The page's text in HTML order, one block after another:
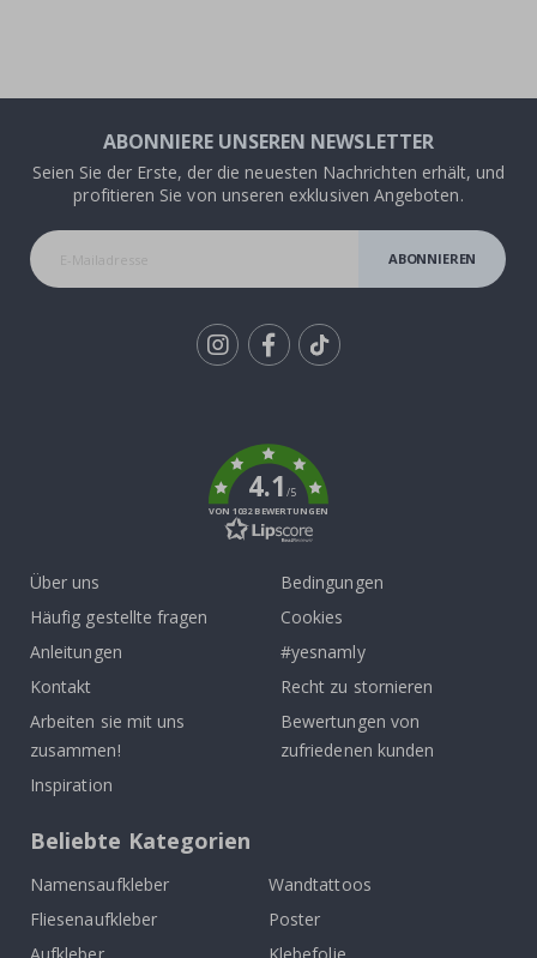
ABONNIERE UNSEREN NEWSLETTER
Seien Sie der Erste, der die neuesten Nachrichten erhält, und
profitieren Sie von unseren exklusiven Angeboten.
ABONNIEREN
4.1/5
VON 1032 BEWERTUNGEN
Über uns
Häufig gestellte fragen
Anleitungen
Kontakt
Arbeiten sie mit uns
zusammen!
Inspiration
Bedingungen
Cookies
#yesnamly
Recht zu stornieren
Bewertungen von
zufriedenen kunden
Beliebte Kategorien
Namensaufkleber
Wandtattoos
Fliesenaufkleber
Poster